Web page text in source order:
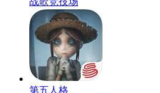
第五人格